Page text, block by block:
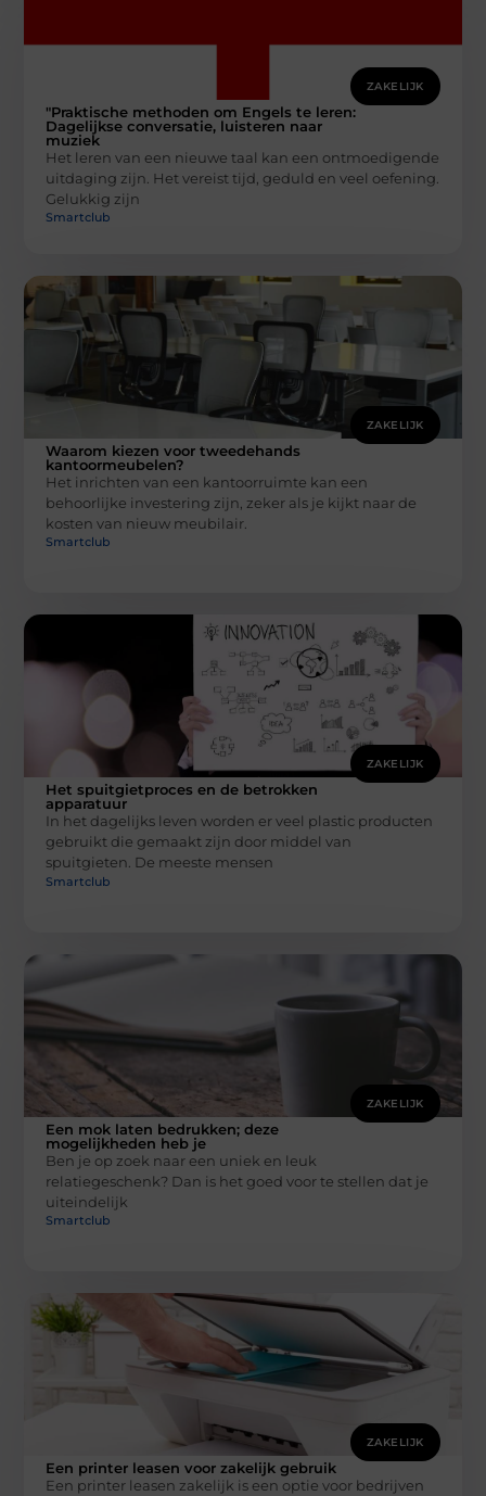
ZAKELIJK
"Praktische methoden om Engels te leren:
Dagelijkse conversatie, luisteren naar
muziek
Het leren van een nieuwe taal kan een ontmoedigende
uitdaging zijn. Het vereist tijd, geduld en veel oefening.
Gelukkig zijn
Smartclub
ZAKELIJK
Waarom kiezen voor tweedehands
kantoormeubelen?
Het inrichten van een kantoorruimte kan een
behoorlijke investering zijn, zeker als je kijkt naar de
kosten van nieuw meubilair.
Smartclub
ZAKELIJK
Het spuitgietproces en de betrokken
apparatuur
In het dagelijks leven worden er veel plastic producten
gebruikt die gemaakt zijn door middel van
spuitgieten. De meeste mensen
Smartclub
ZAKELIJK
Een mok laten bedrukken; deze
mogelijkheden heb je
Ben je op zoek naar een uniek en leuk
relatiegeschenk? Dan is het goed voor te stellen dat je
uiteindelijk
Smartclub
ZAKELIJK
Een printer leasen voor zakelijk gebruik
Een printer leasen zakelijk is een optie voor bedrijven